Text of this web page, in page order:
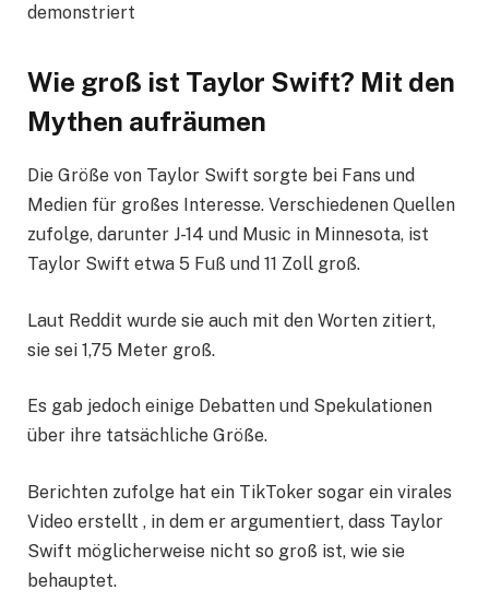
demonstriert
Wie groß ist Taylor Swift? Mit den
Mythen aufräumen
Die Größe von Taylor Swift sorgte bei Fans und
Medien für großes Interesse. Verschiedenen Quellen
zufolge, darunter J-14 und Music in Minnesota, ist
Taylor Swift etwa 5 Fuß und 11 Zoll groß.
Laut Reddit wurde sie auch mit den Worten zitiert,
sie sei 1,75 Meter groß.
Es gab jedoch einige Debatten und Spekulationen
über ihre tatsächliche Größe.
Berichten zufolge hat ein TikToker sogar ein virales
Video erstellt , in dem er argumentiert, dass Taylor
Swift möglicherweise nicht so groß ist, wie sie
behauptet.